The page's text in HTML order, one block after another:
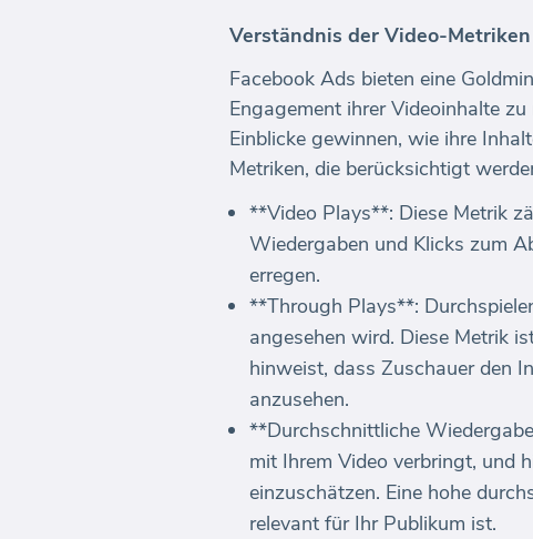
Verständnis der Video-
Facebook Ads bieten eine
Engagement ihrer Videoinhalte
Einblicke gewinnen, wie ihre
Metriken, die berücksichtigt
**Video Plays**: Diese Metrik
Wiedergaben und Klicks zum
erregen.
**Through Plays**:
angesehen wird. Diese Metrik
hinweist, dass Zuschauer den
anzusehen.
**Durchschnittliche
mit Ihrem Video verbringt, und
einzuschätzen. Eine hohe
relevant für Ihr Publikum ist.